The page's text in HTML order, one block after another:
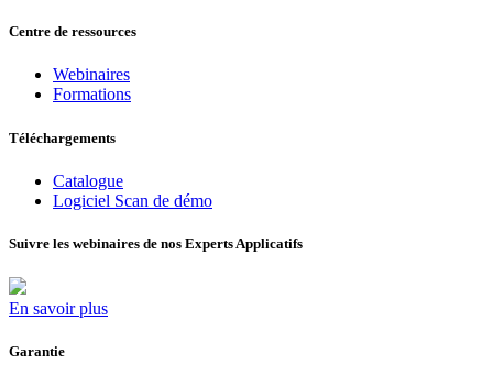
Centre de ressources
Webinaires
Formations
Téléchargements
Catalogue
Logiciel Scan de démo
Suivre les webinaires de nos Experts Applicatifs
En savoir plus
Garantie